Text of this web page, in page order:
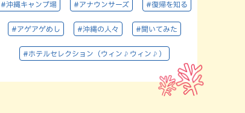
#沖縄キャンプ場 #アナウンサーズ #復帰を知る
#アゲアゲめし #沖縄の人々 #聞いてみた
#ホテルセレクション（ウィン♪ウィン♪）